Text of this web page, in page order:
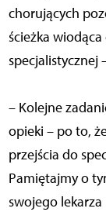
chorujących
ścieżka
specjalistycznej
– Kolejne
opieki – po to,
przejścia do
Pamiętajmy o
swojego